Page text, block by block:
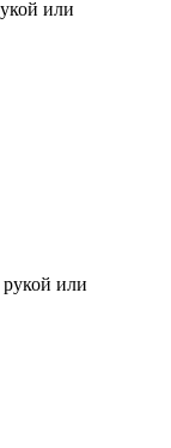
или
или